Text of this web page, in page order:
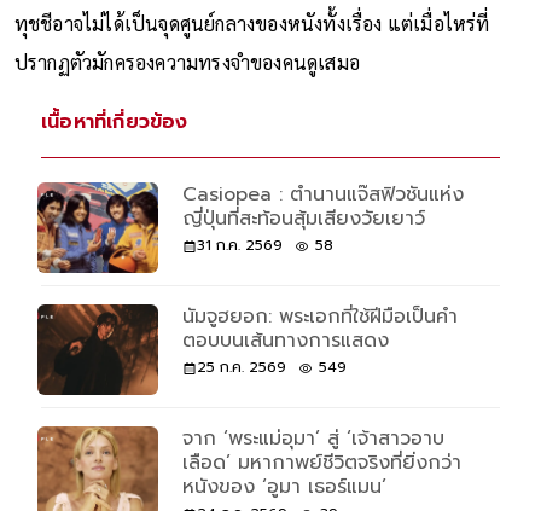
ทุชชีอาจไม่ได้เป็นจุดศูนย์กลางของหนังทั้งเรื่อง แต่เมื่อไหร่ที่
เนื้อหาที่เกี่ยวข้อง
Casiopea : ตำนานแจ๊สฟิวชันแห่ง
ญี่ปุ่นที่สะท้อนสุ้มเสียงวัยเยาว์
นัมจูฮยอก: พระเอกที่ใช้ฝีมือเป็นคำ
ตอบบนเส้นทางการแสดง
จาก ‘พระแม่อุมา’ สู่ ‘เจ้าสาวอาบ
เลือด’ มหากาพย์ชีวิตจริงที่ยิ่งกว่า